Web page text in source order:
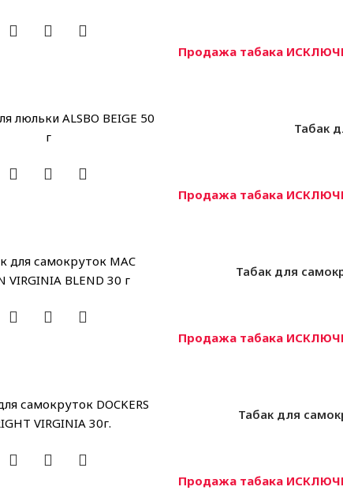
Продажа табака
Табак
Продажа табака
Табак для
Продажа табака
Табак для
Продажа табака